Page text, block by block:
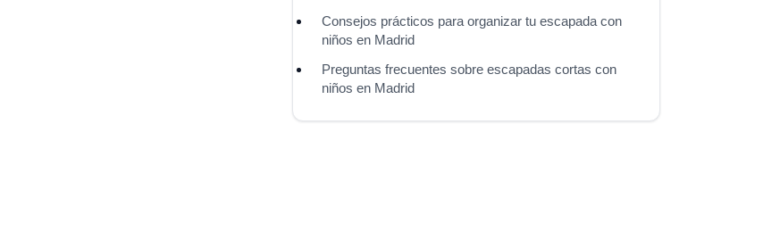
Consejos prácticos para organizar tu escapada con
niños en Madrid
Preguntas frecuentes sobre escapadas cortas con
niños en Madrid